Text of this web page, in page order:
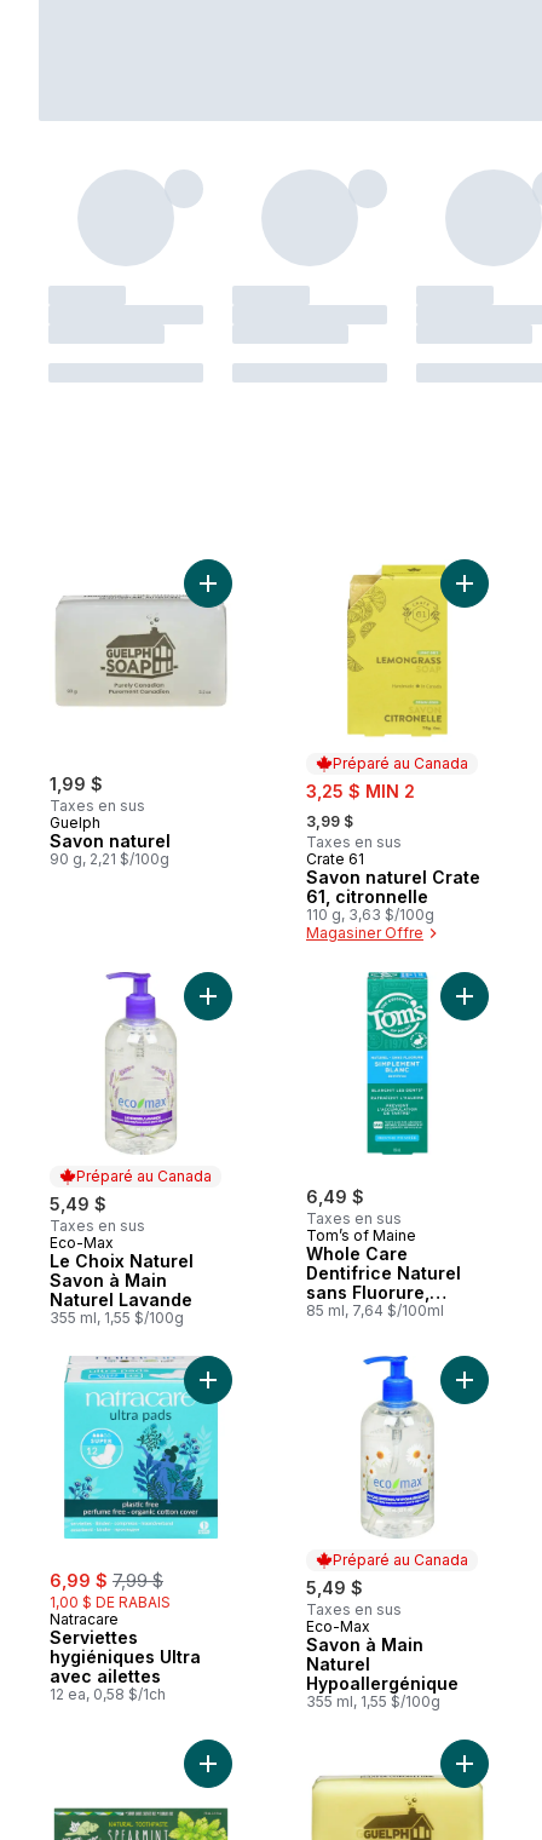
1,99 $
Taxes en sus
Guelph
Savon naturel
90 g, 2,21 $/100g
Ajouter Savon naturel au panier
Préparé au Canada
sale:
3,25 $ MIN 2
, formerly:
3,99 $
Taxes en sus
Préparé au Canada
Crate 61
Savon naturel Crate
61, citronnelle
110 g, 3,63 $/100g
Magasiner Offre
Ajouter
Préparé au Canada
5,49 $
Taxes en sus
Préparé au Canada
Eco-Max
Le Choix Naturel
Savon à Main
Naturel Lavande
355 ml, 1,55 $/100g
Ajouter Le Choix Naturel Savon à Main
6,49 $
Taxes en sus
Tom’s of Maine
Whole Care
Dentifrice Naturel
sans Fluorure,
Menthe
85 ml, 7,64 $/100ml
Ajouter
sale:
6,99 $ , formerly:
7,99 $
1,00 $ DE RABAIS
Natracare
Serviettes
hygiéniques Ultra
avec ailettes
12 ea, 0,58 $/1ch
Ajouter Serviettes hygiéniques Ultra
Préparé au Canada
5,49 $
Taxes en sus
Préparé au Canada
Eco-Max
Savon à Main
Naturel
Hypoallergénique
355 ml, 1,55 $/100g
Ajouter
Ajouter Dentifrice, menthe verte au panier
Ajouter